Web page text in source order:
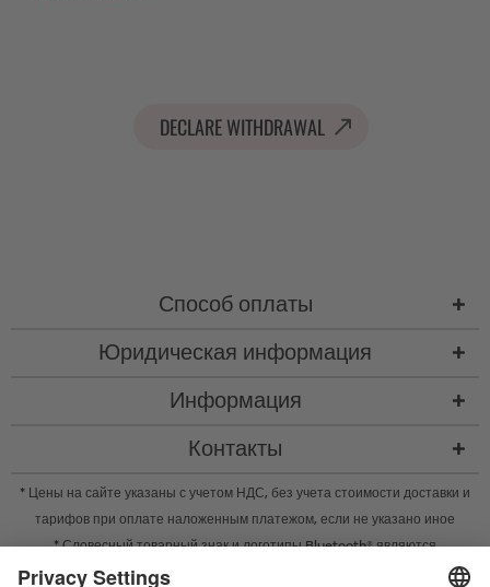
DECLARE WITHDRAWAL
Способ оплаты
Юридическая информация
Информация
Контакты
* Цены на сайте указаны с учетом НДС, без учета стоимости доставки и
тарифов при оплате наложенным платежом, если не указано иное
* Словесный товарный знак и логотипы Bluetooth® являются
зарегистрированными товарными знаками Bluetooth SIG, Inc. Компания